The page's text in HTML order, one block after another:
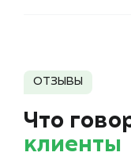
ОТЗЫВЫ
Что
клиенты